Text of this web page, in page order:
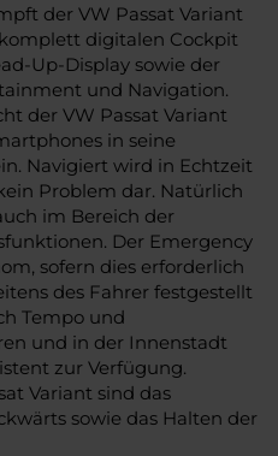
der VW Passat Variant
digitalen Cockpit
Up-Display sowie der
und Navigation.
der VW Passat Variant
in seine
Navigiert wird in Echtzeit
Problem dar. Natürlich
im Bereich der
Der Emergency
sofern dies erforderlich
des Fahrer festgestellt
Tempo und
und in der Innenstadt
zur Verfügung.
Variant sind das
sowie das Halten der